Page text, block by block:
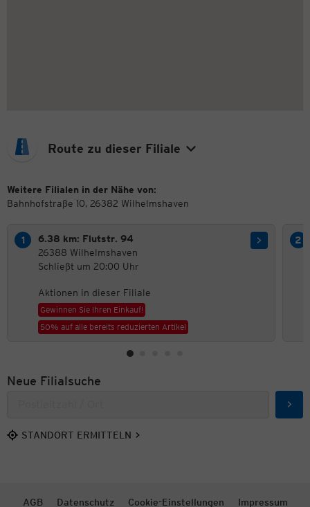
Route zu dieser Filiale
Weitere Filialen in der Nähe von:
Bahnhofstraße 10, 26382 Wilhelmshaven
6.38 km: Flutstr. 94
26388 Wilhelmshaven
Schließt um 20:00 Uhr
Aktionen in dieser Filiale
Gewinnen Sie Ihren Einkauf!
50% auf alle bereits reduzierten Artikel
Neue Filialsuche
STANDORT ERMITTELN
AGB Datenschutz Cookie-Einstellungen Impressum